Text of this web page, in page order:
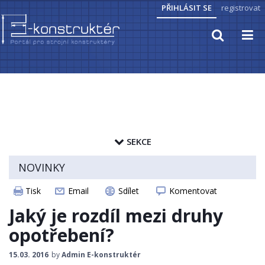
PŘIHLÁSIT SE registrovat
PŘEVODY JEDNOTEK
CAD MODELY
STROJNICKÉ TABULKY
SEKCE
ELEKTROPOHONY
SENZORIKA
NOVINKY
Tisk Email Sdílet Komentovat
Jaký je rozdíl mezi druhy
opotřebení?
15.03. 2016 byAdmin E-konstruktér